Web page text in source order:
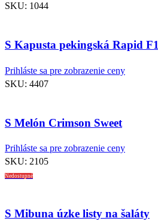
SKU: 1044
S Kapusta pekingská Rapid F1
Prihláste sa pre zobrazenie ceny
SKU: 4407
S Melón Crimson Sweet
Prihláste sa pre zobrazenie ceny
SKU: 2105
Nedostupné
S Mibuna úzke listy na šaláty